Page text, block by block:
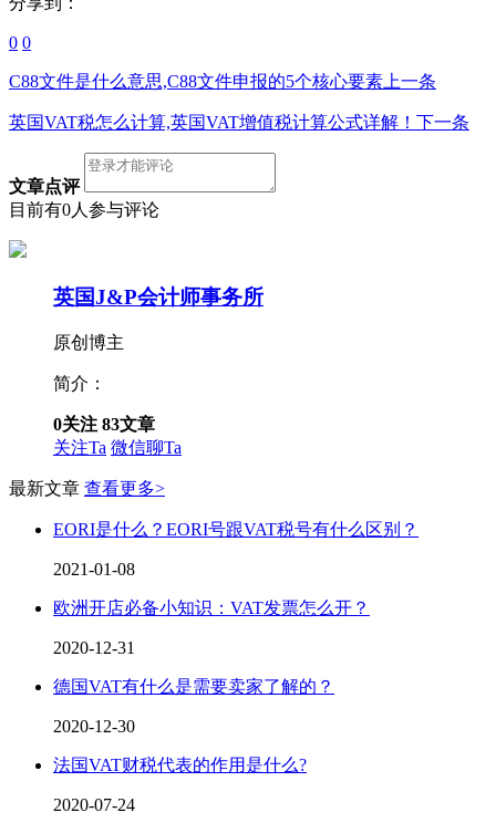
0 0
C88文件是什么意思,C88文件申报的5个核心要素 上一条
英国VAT税怎么计算,英国VAT增值税计算公式详解！ 下一条
文章点评
目前有0人参与评论
英国J&P会计师事务所
原创博主
简介：
0关注 83文章
关注Ta 微信聊Ta
最新文章 查看更多>
EORI是什么？EORI号跟VAT税号有什么区别？
2021-01-08
欧洲开店必备小知识：VAT发票怎么开？
2020-12-31
德国VAT有什么是需要卖家了解的？
2020-12-30
法国VAT财税代表的作用是什么?
2020-07-24